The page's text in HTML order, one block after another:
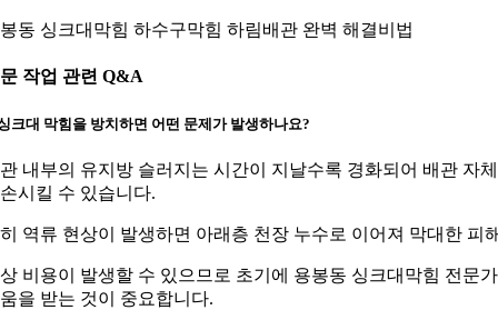
동 싱크대막힘 하수구막힘 하림배관 완벽 해결비법
작업 관련 Q&A
크대 막힘을 방치하면 어떤 문제가 발생하나요?
내부의 유지방 슬러지는 시간이 지날수록 경화되어 배관 자
시킬 수 있습니다.
역류 현상이 발생하면 아래층 천장 누수로 이어져 막대한 피
비용이 발생할 수 있으므로 초기에 용봉동 싱크대막힘 전문
을 받는 것이 중요합니다.